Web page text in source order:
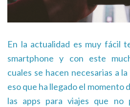
En la actualidad es muy fácil
smartphone y con este
cuales se hacen necesarias a
eso que ha llegado el momento
las apps para viajes que